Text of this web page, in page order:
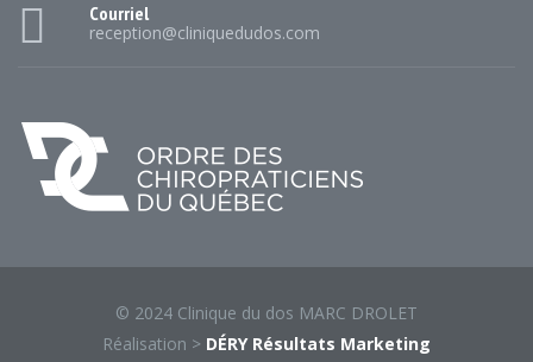
Courriel
reception@cliniquedudos.com
© 2024 Clinique du dos MARC DROLET
Réalisation > DÉRY Résultats Marketing